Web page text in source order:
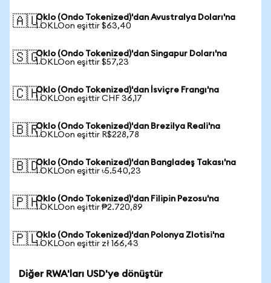
🇦🇺Oklo (Ondo Tokenized)'dan Avustralya Doları'na
1 OKLOon eşittir $63,40
🇸🇬Oklo (Ondo Tokenized)'dan Singapur Doları'na
1 OKLOon eşittir $57,23
🇨🇭Oklo (Ondo Tokenized)'dan İsviçre Frangı'na
1 OKLOon eşittir CHF 36,17
🇧🇷Oklo (Ondo Tokenized)'dan Brezilya Reali'na
1 OKLOon eşittir R$228,78
🇧🇩Oklo (Ondo Tokenized)'dan Bangladeş Takası'na
1 OKLOon eşittir ৳5.540,23
🇵🇭Oklo (Ondo Tokenized)'dan Filipin Pezosu'na
1 OKLOon eşittir ₱2.720,89
🇵🇱Oklo (Ondo Tokenized)'dan Polonya Zlotisi'na
1 OKLOon eşittir zł 166,43
Diğer RWA'ları USD'ye dönüştür